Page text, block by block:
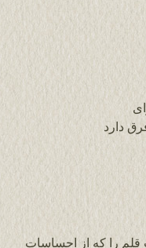
دارد
را که از احساسات